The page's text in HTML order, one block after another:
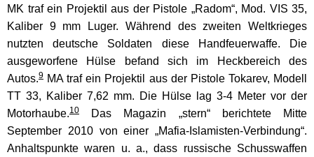
MK traf ein Projektil aus der Pistole „Radom“, Mod. VIS 35,
Kaliber 9 mm Luger. Während des zweiten Weltkrieges
nutzten deutsche Soldaten diese Handfeuerwaffe. Die
ausgeworfene Hülse befand sich im Heckbereich des
Autos.9 MA traf ein Projektil aus der Pistole Tokarev, Modell
TT 33, Kaliber 7,62 mm. Die Hülse lag 3-4 Meter vor der
Motorhaube.10
Das Magazin „stern“ berichtete Mitte
September 2010 von einer „Mafia-Islamisten-Verbindung“.
Anhaltspunkte waren u. a., dass russische Schusswaffen